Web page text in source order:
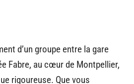
d’un groupe entre la gare
Fabre, au cœur de Montpellier,
rigoureuse. Que vous